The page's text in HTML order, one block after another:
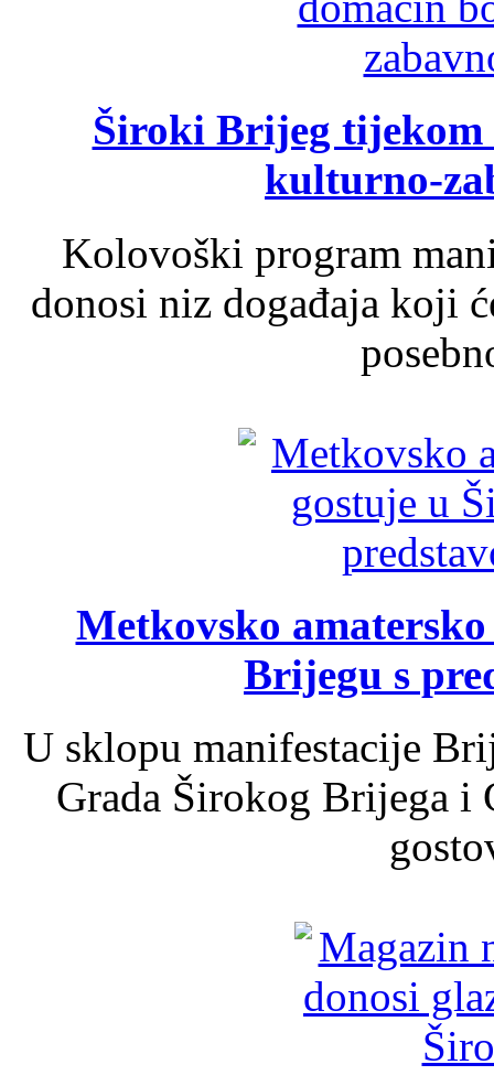
Široki Brijeg tijekom
kulturno-
Kolovoški program
donosi niz događaja koji
Metkovsko
Brijegu s
U sklopu manifestacije
Grada Širokog Brijega